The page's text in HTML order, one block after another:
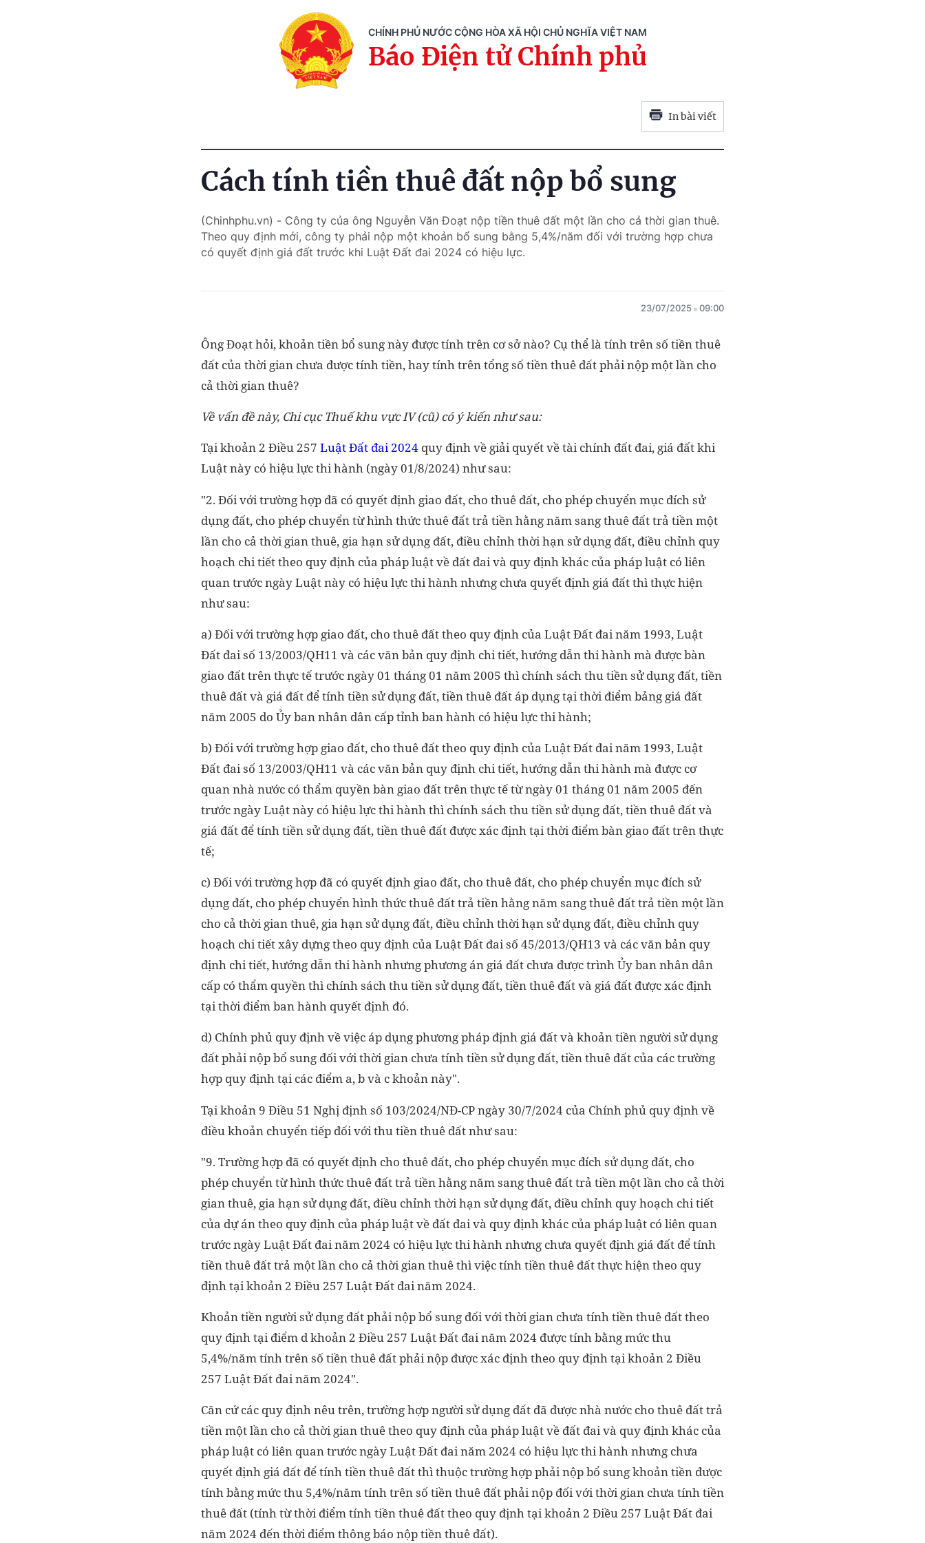
CHÍNH PHỦ NƯỚC CỘNG HÒA XÃ HỘI CHỦ NGHĨA VIỆT NAM
Báo Điện tử Chính phủ
In bài viết
Cách tính tiền thuê đất nộp bổ sung
(Chinhphu.vn) - Công ty của ông Nguyễn Văn Đoạt nộp tiền thuê đất một lần cho cả thời gian thuê.
Theo quy định mới, công ty phải nộp một khoản bổ sung bằng 5,4%/năm đối với trường hợp chưa
có quyết định giá đất trước khi Luật Đất đai 2024 có hiệu lực.
23/07/2025 09:00
Ông Đoạt hỏi, khoản tiền bổ sung này được tính trên cơ sở nào? Cụ thể là tính trên số tiền thuê
đất của thời gian chưa được tính tiền, hay tính trên tổng số tiền thuê đất phải nộp một lần cho
cả thời gian thuê?
Về vấn đề này, Chi cục Thuế khu vực IV (cũ) có ý kiến như sau:
Tại khoản 2 Điều 257 Luật Đất đai 2024 quy định về giải quyết về tài chính đất đai, giá đất khi
Luật này có hiệu lực thi hành (ngày 01/8/2024) như sau:
"2. Đối với trường hợp đã có quyết định giao đất, cho thuê đất, cho phép chuyển mục đích sử
dụng đất, cho phép chuyển từ hình thức thuê đất trả tiền hằng năm sang thuê đất trả tiền một
lần cho cả thời gian thuê, gia hạn sử dụng đất, điều chỉnh thời hạn sử dụng đất, điều chỉnh quy
hoạch chi tiết theo quy định của pháp luật về đất đai và quy định khác của pháp luật có liên
quan trước ngày Luật này có hiệu lực thi hành nhưng chưa quyết định giá đất thì thực hiện
như sau:
a) Đối với trường hợp giao đất, cho thuê đất theo quy định của Luật Đất đai năm 1993, Luật
Đất đai số 13/2003/QH11 và các văn bản quy định chi tiết, hướng dẫn thi hành mà được bàn
giao đất trên thực tế trước ngày 01 tháng 01 năm 2005 thì chính sách thu tiền sử dụng đất, tiền
thuê đất và giá đất để tính tiền sử dụng đất, tiền thuê đất áp dụng tại thời điểm bảng giá đất
năm 2005 do Ủy ban nhân dân cấp tỉnh ban hành có hiệu lực thi hành;
b) Đối với trường hợp giao đất, cho thuê đất theo quy định của Luật Đất đai năm 1993, Luật
Đất đai số 13/2003/QH11 và các văn bản quy định chi tiết, hướng dẫn thi hành mà được cơ
quan nhà nước có thẩm quyền bàn giao đất trên thực tế từ ngày 01 tháng 01 năm 2005 đến
trước ngày Luật này có hiệu lực thi hành thì chính sách thu tiền sử dụng đất, tiền thuê đất và
giá đất để tính tiền sử dụng đất, tiền thuê đất được xác định tại thời điểm bàn giao đất trên thực
tế;
c) Đối với trường hợp đã có quyết định giao đất, cho thuê đất, cho phép chuyển mục đích sử
dụng đất, cho phép chuyển hình thức thuê đất trả tiền hằng năm sang thuê đất trả tiền một lần
cho cả thời gian thuê, gia hạn sử dụng đất, điều chỉnh thời hạn sử dụng đất, điều chỉnh quy
hoạch chi tiết xây dựng theo quy định của Luật Đất đai số 45/2013/QH13 và các văn bản quy
định chi tiết, hướng dẫn thi hành nhưng phương án giá đất chưa được trình Ủy ban nhân dân
cấp có thẩm quyền thì chính sách thu tiền sử dụng đất, tiền thuê đất và giá đất được xác định
tại thời điểm ban hành quyết định đó.
d) Chính phủ quy định về việc áp dụng phương pháp định giá đất và khoản tiền người sử dụng
đất phải nộp bổ sung đối với thời gian chưa tính tiền sử dụng đất, tiền thuê đất của các trường
hợp quy định tại các điểm a, b và c khoản này".
Tại khoản 9 Điều 51 Nghị định số 103/2024/NĐ-CP ngày 30/7/2024 của Chính phủ quy định về
điều khoản chuyển tiếp đối với thu tiền thuê đất như sau:
"9. Trường hợp đã có quyết định cho thuê đất, cho phép chuyển mục đích sử dụng đất, cho
phép chuyển từ hình thức thuê đất trả tiền hằng năm sang thuê đất trả tiền một lần cho cả thời
gian thuê, gia hạn sử dụng đất, điều chỉnh thời hạn sử dụng đất, điều chỉnh quy hoạch chi tiết
của dự án theo quy định của pháp luật về đất đai và quy định khác của pháp luật có liên quan
trước ngày Luật Đất đai năm 2024 có hiệu lực thi hành nhưng chưa quyết định giá đất để tính
tiền thuê đất trả một lần cho cả thời gian thuê thì việc tính tiền thuê đất thực hiện theo quy
định tại khoản 2 Điều 257 Luật Đất đai năm 2024.
Khoản tiền người sử dụng đất phải nộp bổ sung đối với thời gian chưa tính tiền thuê đất theo
quy định tại điểm d khoản 2 Điều 257 Luật Đất đai năm 2024 được tính bằng mức thu
5,4%/năm tính trên số tiền thuê đất phải nộp được xác định theo quy định tại khoản 2 Điều
257 Luật Đất đai năm 2024".
Căn cứ các quy định nêu trên, trường hợp người sử dụng đất đã được nhà nước cho thuê đất trả
tiền một lần cho cả thời gian thuê theo quy định của pháp luật về đất đai và quy định khác của
pháp luật có liên quan trước ngày Luật Đất đai năm 2024 có hiệu lực thi hành nhưng chưa
quyết định giá đất để tính tiền thuê đất thì thuộc trường hợp phải nộp bổ sung khoản tiền được
tính bằng mức thu 5,4%/năm tính trên số tiền thuê đất phải nộp đối với thời gian chưa tính tiền
thuê đất (tính từ thời điểm tính tiền thuê đất theo quy định tại khoản 2 Điều 257 Luật Đất đai
năm 2024 đến thời điểm thông báo nộp tiền thuê đất).